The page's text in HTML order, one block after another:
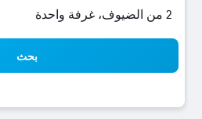
2 من الضيوف، غرفة واحدة
بحث